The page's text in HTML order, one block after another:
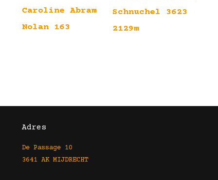
Caroline Abram
Nolan 163
Schnuchel 3623
2129m
Adres
De Passage 10
3641 AK MIJDRECHT